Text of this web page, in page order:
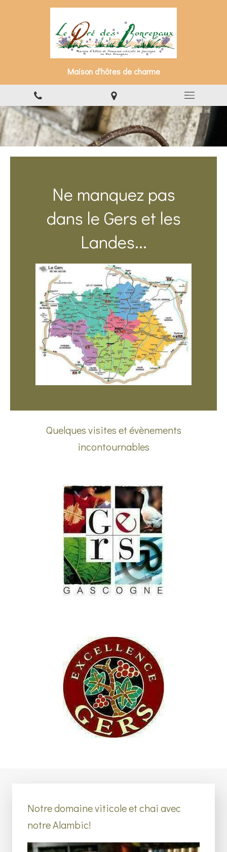
Maison d'hôtes de charme
Ne manquez pas
dans le Gers et les
Landes...
Quelques visites et évènements
incontournables
Notre domaine viticole et chai avec
notre Alambic!